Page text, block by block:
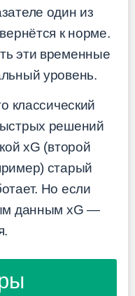
один из
к норме.
эти временные
уровень.
классический
решений
xG (второй
старый
Но если
данным xG —